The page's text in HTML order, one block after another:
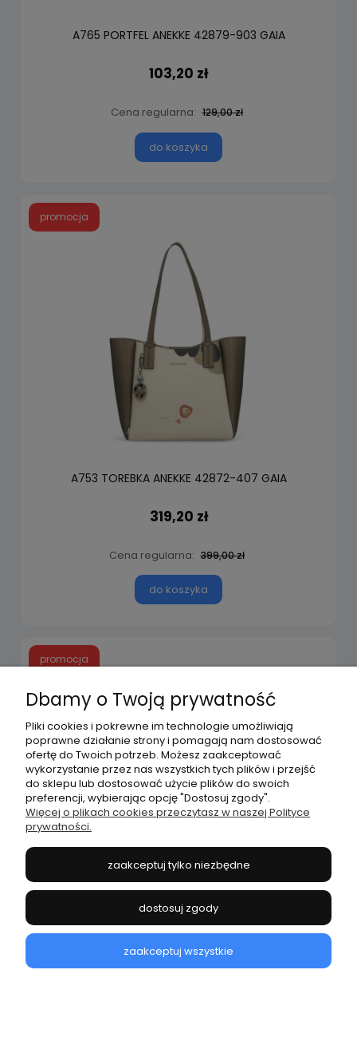
A765 PORTFEL ANEKKE 42879-903 GAIA
103,20 zł
Cena regularna: 129,00 zł
do koszyka
A753 TOREBKA ANEKKE 42872-407 GAIA
319,20 zł
Cena regularna: 399,00 zł
do koszyka
promocja
351,20 zł
promocja
Dbamy o Twoją prywatność
Pliki cookies i pokrewne im technologie umożliwiają
poprawne działanie strony i pomagają nam dostosować
ofertę do Twoich potrzeb. Możesz zaakceptować
wykorzystanie przez nas wszystkich tych plików i przejść
do sklepu lub dostosować użycie plików do swoich
preferencji, wybierając opcję "Dostosuj zgody".
Więcej o plikach cookies przeczytasz w naszej Polityce
prywatności.
zaakceptuj tylko niezbędne
dostosuj zgody
zaakceptuj wszystkie